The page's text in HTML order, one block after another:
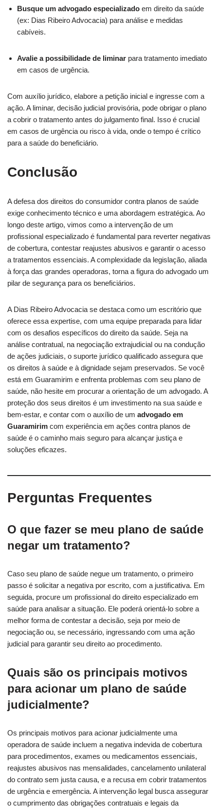
Busque um advogado especializado em direito da saúde
(ex: Dias Ribeiro Advocacia) para análise e medidas
cabíveis.
Avalie a possibilidade de liminar para tratamento imediato
em casos de urgência.
Com auxílio jurídico, elabore a petição inicial e ingresse com a
ação. A liminar, decisão judicial provisória, pode obrigar o plano
a cobrir o tratamento antes do julgamento final. Isso é crucial
em casos de urgência ou risco à vida, onde o tempo é crítico
para a saúde do beneficiário.
Conclusão
A defesa dos direitos do consumidor contra planos de saúde
exige conhecimento técnico e uma abordagem estratégica. Ao
longo deste artigo, vimos como a intervenção de um
profissional especializado é fundamental para reverter negativas
de cobertura, contestar reajustes abusivos e garantir o acesso
a tratamentos essenciais. A complexidade da legislação, aliada
à força das grandes operadoras, torna a figura do advogado um
pilar de segurança para os beneficiários.
A Dias Ribeiro Advocacia se destaca como um escritório que
oferece essa expertise, com uma equipe preparada para lidar
com os desafios específicos do direito da saúde. Seja na
análise contratual, na negociação extrajudicial ou na condução
de ações judiciais, o suporte jurídico qualificado assegura que
os direitos à saúde e à dignidade sejam preservados. Se você
está em Guaramirim e enfrenta problemas com seu plano de
saúde, não hesite em procurar a orientação de um advogado. A
proteção dos seus direitos é um investimento na sua saúde e
bem-estar, e contar com o auxílio de um advogado em
Guaramirim com experiência em ações contra planos de
saúde é o caminho mais seguro para alcançar justiça e
soluções eficazes.
Perguntas Frequentes
O que fazer se meu plano de saúde
negar um tratamento?
Caso seu plano de saúde negue um tratamento, o primeiro
passo é solicitar a negativa por escrito, com a justificativa. Em
seguida, procure um profissional do direito especializado em
saúde para analisar a situação. Ele poderá orientá-lo sobre a
melhor forma de contestar a decisão, seja por meio de
negociação ou, se necessário, ingressando com uma ação
judicial para garantir seu direito ao procedimento.
Quais são os principais motivos
para acionar um plano de saúde
judicialmente?
Os principais motivos para acionar judicialmente uma
operadora de saúde incluem a negativa indevida de cobertura
para procedimentos, exames ou medicamentos essenciais,
reajustes abusivos nas mensalidades, cancelamento unilateral
do contrato sem justa causa, e a recusa em cobrir tratamentos
de urgência e emergência. A intervenção legal busca assegurar
o cumprimento das obrigações contratuais e legais da